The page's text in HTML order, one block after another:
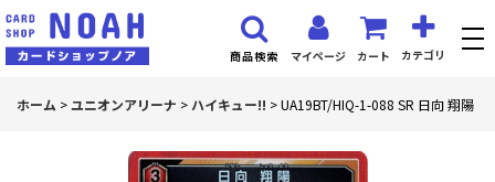
マイページ カート カテゴリ
商品検索
ホーム >ユニオンアリーナ > ハイキュー!! >UA19BT/HIQ-1-088 SR 日向 翔陽